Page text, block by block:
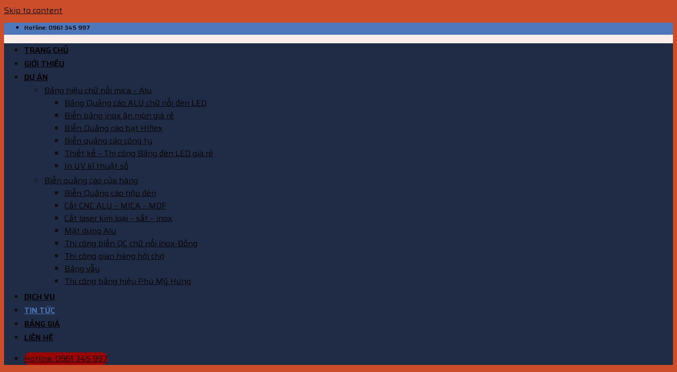
Skip to content
Hotline: 0961 345 997
TRANG CHỦ
GIỚI THIỆU
DỰ ÁN
Bảng hiệu chữ nổi mica – Alu
Bảng Quảng cáo ALU chữ nổi đèn LED
Biển bảng inox ăn mòn giá rẻ
Biển Quảng cáo bạt Hiflex
Biển quảng cáo công ty
Thiết kế – Thi công Bảng đèn LED giá rẻ
In UV kĩ thuật số
Biển quảng cáo cửa hàng
Biển Quảng cáo hộp đèn
Cắt CNC ALU – MICA – MDF
Cắt laser kim loại – sắt – inox
Mặt dựng Alu
Thi công biển QC chữ nổi inox-Đồng
Thi công gian hàng hội chợ
Bảng vẫy
Thi công bảng hiệu Phú Mỹ Hưng
DỊCH VỤ
TIN TỨC
BẢNG GIÁ
LIÊN HỆ
Hotline: 0961 345 997